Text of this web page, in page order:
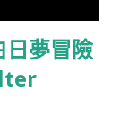
1. 有些事情是
解、追求、慾
控制的是：身
行為。 The
夢冒險